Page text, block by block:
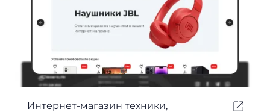
Интернет-магазин техники,